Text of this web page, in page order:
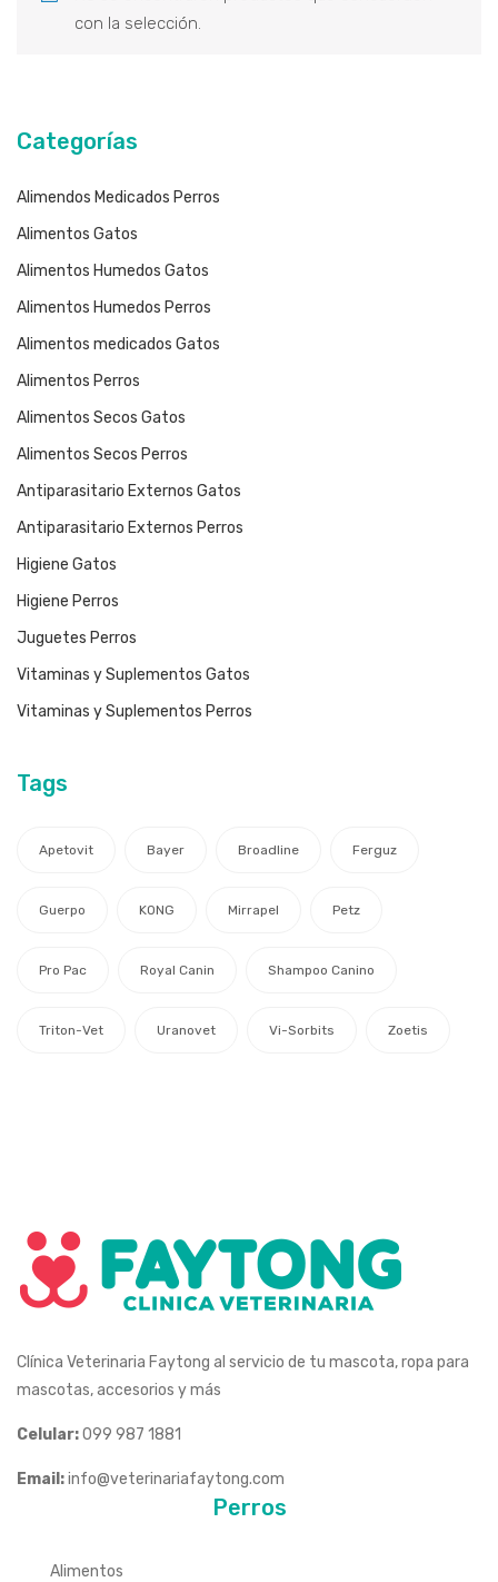
con la selección.
Categorías
Alimendos Medicados Perros
Alimentos Gatos
Alimentos Humedos Gatos
Alimentos Humedos Perros
Alimentos medicados Gatos
Alimentos Perros
Alimentos Secos Gatos
Alimentos Secos Perros
Antiparasitario Externos Gatos
Antiparasitario Externos Perros
Higiene Gatos
Higiene Perros
Juguetes Perros
Vitaminas y Suplementos Gatos
Vitaminas y Suplementos Perros
Tags
Apetovit Bayer Broadline Ferguz
Guerpo KONG Mirrapel Petz
Pro Pac Royal Canin Shampoo Canino
Triton-Vet Uranovet Vi-Sorbits Zoetis
Clínica Veterinaria Faytong al servicio de tu mascota, ropa para
mascotas, accesorios y más
Celular:099 987 1881
Email:info@veterinariafaytong.com
Perros
Alimentos